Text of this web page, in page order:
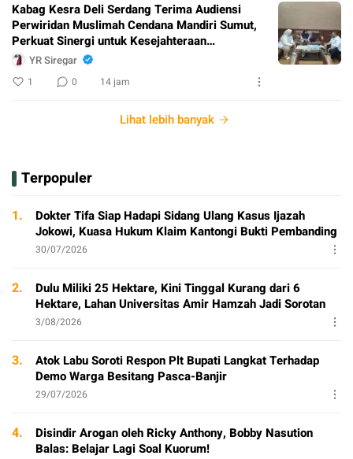
Kabag Kesra Deli Serdang Terima Audiensi
Perwiridan Muslimah Cendana Mandiri Sumut,
Perkuat Sinergi untuk Kesejahteraan
Masyarakat
YR Siregar
1 0 14 jam
Lihat lebih banyak
Terpopuler
1.
Dokter Tifa Siap Hadapi Sidang Ulang Kasus Ijazah
Jokowi, Kuasa Hukum Klaim Kantongi Bukti Pembanding
30/07/2026
2.
Dulu Miliki 25 Hektare, Kini Tinggal Kurang dari 6
Hektare, Lahan Universitas Amir Hamzah Jadi Sorotan
3/08/2026
3.
Atok Labu Soroti Respon Plt Bupati Langkat Terhadap
Demo Warga Besitang Pasca-Banjir
29/07/2026
4.
Disindir Arogan oleh Ricky Anthony, Bobby Nasution
Balas: Belajar Lagi Soal Kuorum!